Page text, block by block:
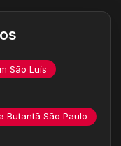
São Luís
Butantã São Paulo